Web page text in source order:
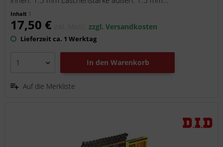
Inhalt 1
17,50 € inkl. MwSt.zzgl. Versandkosten
Lieferzeit ca. 1 Werktag
In den Warenkorb
Auf die Merkliste